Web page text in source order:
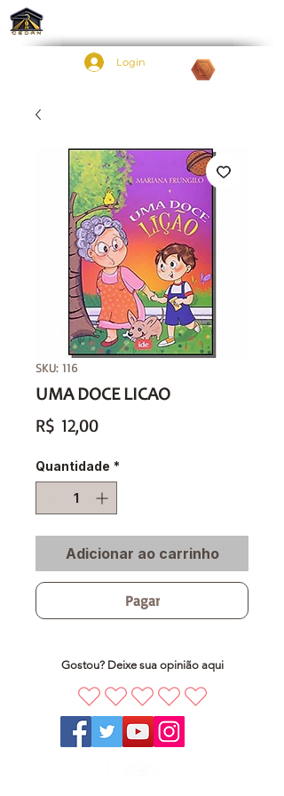
Login
SKU: 116
UMA DOCE LICAO
R$ 12,00Preço
Quantidade *
Adicionar ao carrinho
Pagar
Gostou? Deixe sua opinião aqui